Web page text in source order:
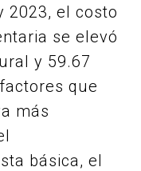
2023, el costo
se elevó
y 59.67
que
más
básica, el